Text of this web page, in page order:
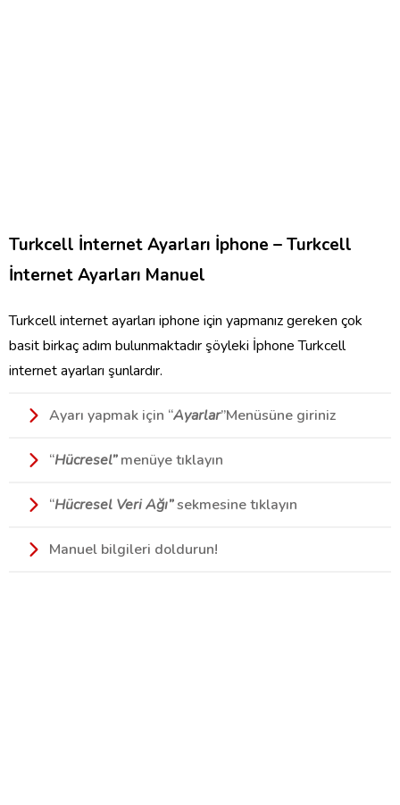
Turkcell İnternet Ayarları İphone – Turkcell
İnternet Ayarları Manuel
Turkcell internet ayarları iphone için yapmanız gereken çok
basit birkaç adım bulunmaktadır şöyleki İphone Turkcell
internet ayarları şunlardır.
Ayarı yapmak için “Ayarlar”Menüsüne giriniz
“Hücresel”menüye tıklayın
“Hücresel Veri Ağı”sekmesine tıklayın
Manuel bilgileri doldurun!